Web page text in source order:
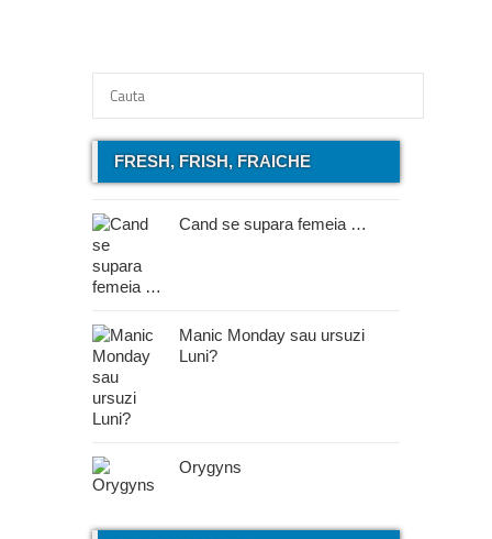
FRESH, FRISH, FRAICHE
Cand se supara femeia …
Manic Monday sau ursuzi
Luni?
Orygyns